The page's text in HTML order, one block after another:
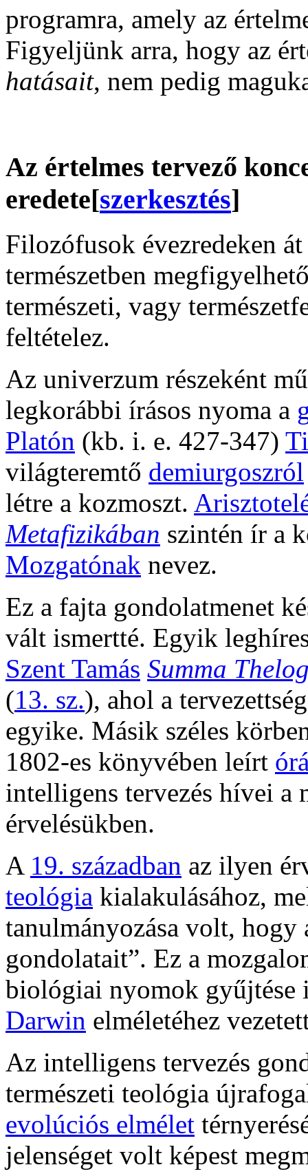
programra, amely az
Figyeljünk arra, hogy az
hatásait, nem pedig
Az értelmes tervező
eredete[szerkesztés]
Filozófusok évezredeken
természetben
természeti, vagy
feltételez.
Az univerzum részeként
legkorábbi írásos nyoma a
Platón (kb. i. e. 427-347)
világteremtő demiurgoszról
létre a kozmoszt.
Metafizikában szintén ír a
Mozgatónak nevez.
Ez a fajta gondolatmenet
vált ismertté. Egyik
Szent Tamás Summa
(13. sz.), ahol a
egyike. Másik széles
1802-es könyvében leírt
intelligens tervezés hívei a
érvelésükben.
A 19. században az ilyen
teológia kialakulásához,
tanulmányozása volt, hogy
gondolatait”. Ez a
biológiai nyomok gyűjtése
Darwin elméletéhez
Az intelligens tervezés
természeti teológia
evolúciós elmélet
jelenséget volt képest